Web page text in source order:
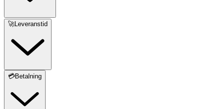
🚀Leveranstid
💳Betalning